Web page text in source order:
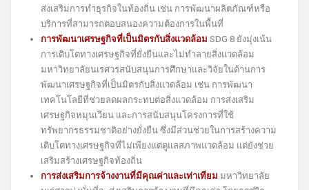
ส่งเสริมการทำธุรกิจในท้องถิ่น เช่น การพัฒนาผลิตภัณฑ์หรือ
บริการที่สามารถตอบสนองความต้องการในพื้นที่
การพัฒนาเศรษฐกิจที่เป็นมิตรกับสิ่งแวดล้อม SDG 8 ยังมุ่งเน้น
การเติบโตทางเศรษฐกิจที่ยั่งยืนและไม่ทำลายสิ่งแวดล้อม
มหาวิทยาลัยนเรศวรสนับสนุนการศึกษาและวิจัยในด้านการ
พัฒนาเศรษฐกิจที่เป็นมิตรกับสิ่งแวดล้อม เช่น การพัฒนา
เทคโนโลยีที่ช่วยลดผลกระทบต่อสิ่งแวดล้อม การส่งเสริม
เศรษฐกิจหมุนเวียน และการสนับสนุนโครงการที่ใช้
ทรัพยากรธรรมชาติอย่างยั่งยืน ซึ่งมีส่วนช่วยในการสร้างความ
เติบโตทางเศรษฐกิจที่ไม่เพียงแต่ดูแลสภาพแวดล้อม แต่ยังช่วย
เสริมสร้างเศรษฐกิจท้องถิ่น
การส่งเสริมการจ้างงานที่มีคุณค่าและเท่าเทียม มหาวิทยาลัย